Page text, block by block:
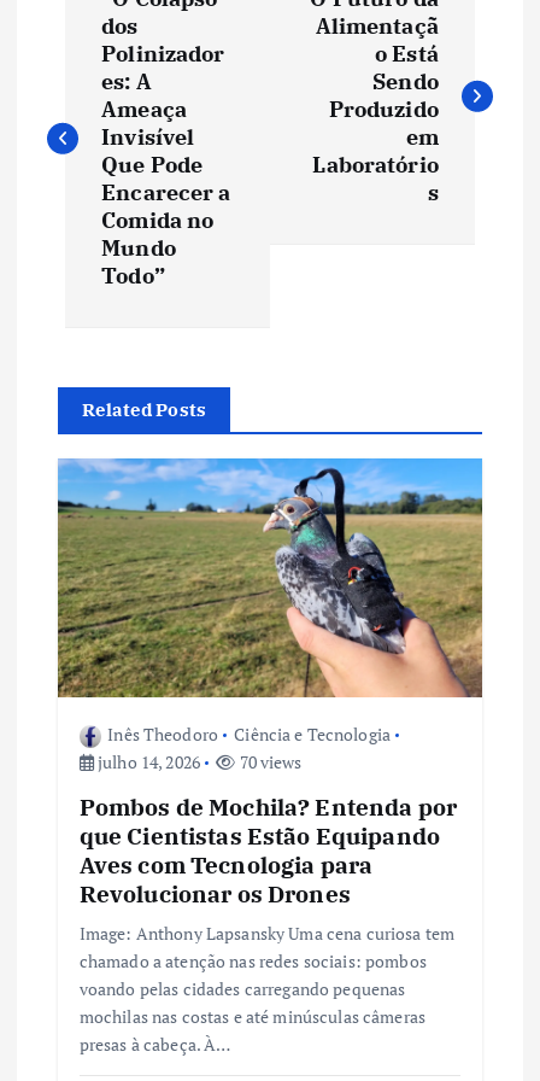
e
ã
o
d
e
P
o
dos
Polinizador
es: A
Ameaça
Invisível
Que Pode
Encarecer a
Comida no
Mundo
Todo”
Alimentaçã
o Está
Sendo
Produzido
em
Laboratório
s
Related Posts
Inês Theodoro
Ciência e Tecnologia
julho 14, 2026
70 views
Pombos de Mochila? Entenda por
que Cientistas Estão Equipando
Aves com Tecnologia para
Revolucionar os Drones
Image: Anthony Lapsansky Uma cena curiosa tem
chamado a atenção nas redes sociais: pombos
voando pelas cidades carregando pequenas
mochilas nas costas e até minúsculas câmeras
presas à cabeça. À…